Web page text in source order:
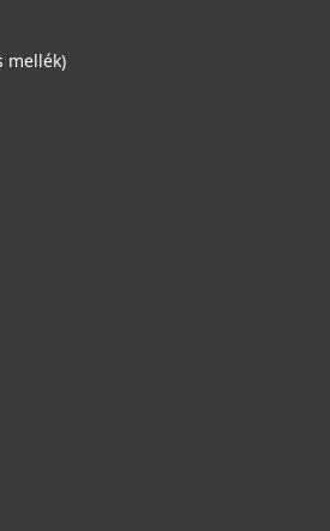
mellék)